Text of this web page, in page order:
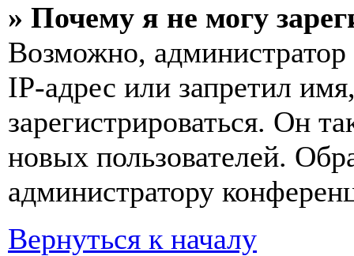
» Почему я не могу
Возможно,
IP-адрес или запретил
зарегистрироваться. Он
новых пользователей.
администратору
Вернуться к началу